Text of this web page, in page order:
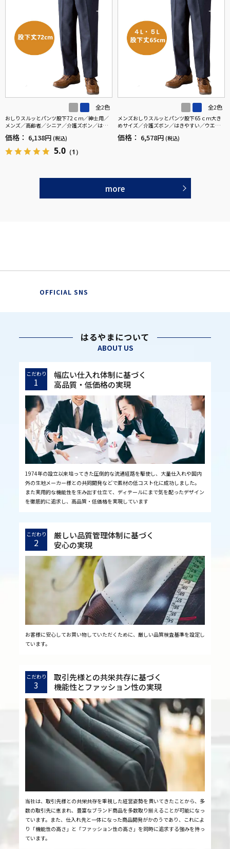
全2色
おしりスルッとパンツ股下72ｃｍ／紳士用／
メンズ／高齢者／シニア／介護ズボン／はき
やすい／ウエストゴム／敬老の日／ギフト／
プレゼント【CF】
価格： 6,138円 (税込)
5.0 （1）
全2色
メンズおしりスルッとパンツ股下65ｃｍ大き
めサイズ／介護ズボン／はきやすい／ウエス
トゴム／敬老の日／ギフト／プレゼント【C
F】
価格： 6,578円 (税込)
more
OFFICIAL SNS
はるやまについて
ABOUT US
こだわり
1
幅広い仕入れ体制に基づく
高品質・低価格の実現
1974年の設立以来培ってきた圧倒的な流通経路を駆使し、大量仕入れや国内
外の生地メーカー様との共同開発などで素材の低コスト化に成功しました。
また実用的な機能性を生み出す仕立て、ディテールにまで気を配ったデザイン
を徹底的に追求し、高品質・低価格を実現しています
こだわり
2
厳しい品質管理体制に基づく
安心の実現
お客様に安心してお買い物していただくために、厳しい品質検査基準を設定し
ています。
こだわり
3
取引先様との共栄共存に基づく
機能性とファッション性の実現
当社は、取引先様との共栄共存を重視した経営姿勢を貫いてきたことから、多
数の取引先に恵まれ、豊富なブランド商品を多数取り揃えることが可能になっ
ています。また、仕入れ先と一体になった商品開発がかのうであり、これによ
り「機能性の高さ」と「ファッション性の高さ」を同時に追求する強みを持っ
ています。